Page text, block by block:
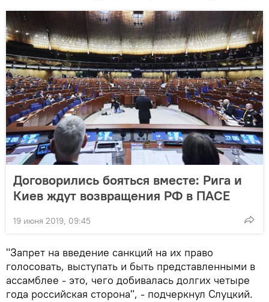
Договорились бояться вместе: Рига и
Киев ждут возвращения РФ в ПАСЕ
19 июня 2019, 09:45
"Запрет на введение санкций на их право
голосовать, выступать и быть представленными в
ассамблее - это, чего добивалась долгих четыре
года российская сторона", - подчеркнул Слуцкий.